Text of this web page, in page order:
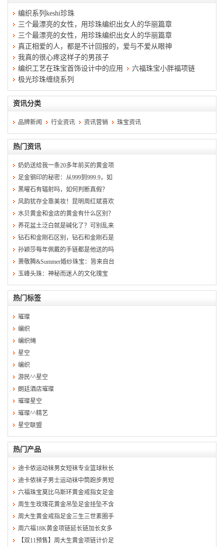
编织系列keshi珍珠
三个最漂亮的女性，用珍珠编织出女人的华丽篇章
三个最漂亮的女性，用珍珠编织出女人的华丽篇章
真正相爱的人，都是不计回报的，爱与不爱从眼神
我真的很心疼这样子的男孩子
编织工艺在珠宝首饰设计中的应用
六福珠宝小胖福项链
极光珍珠缠绕系列
资讯分类
品牌新闻 行业资讯 资讯营销 珠宝资讯
热门资讯
奶奶送给我一条20多年前买的黄金项
足金钢印的秘密：从999到999.9，如
黑曜石有辐射吗，如何判断真假？
风韵犹存全靠美妆！昆明周红斌喜欢
水贝黄金和金店的黄金有什么区别？
养花盆土泛白就是碱化了？可别乱来
钻石和金刚石区别，钻石和金刚石是
孙颖莎每年佩戴的手链都是他送的吗
萧敬腾&Summer婚纱珠宝：皆来自台
玉峰头珠：神秘而迷人的文化瑰宝
热门标签
璀璨
编织
编织绳
星空
编织
游民^^星空
朗廷酒店璀璨
璀璨星空
璀璨^^精艺
星空联盟
热门产品
迪卡侬运动袜男女短袜专业篮球秋长
迪卡侬袜子男士运动袜中筒跑步男短
六福珠宝莫比乌斯环黄金戒指女足金
周生生玫瑰花黄金吊坠足金挂坠不含
周大生黄金戒指足金三生三世素圈手
周六福18K黄金项链延长链加长女多
【双11预售】周大生黄金项链计价足